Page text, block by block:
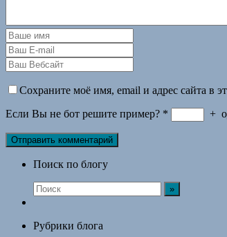
Сохраните моё имя, email и адрес сайта в
Если Вы не бот решите пример? * +
Поиск по блогу
Рубрики блога